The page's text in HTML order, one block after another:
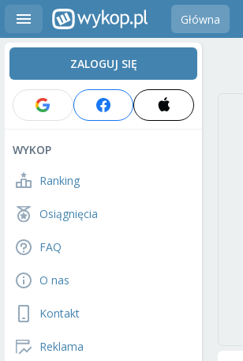
Główna
ZALOGUJ SIĘ
WYKOP
Ranking
Osiągnięcia
FAQ
O nas
Kontakt
Reklama